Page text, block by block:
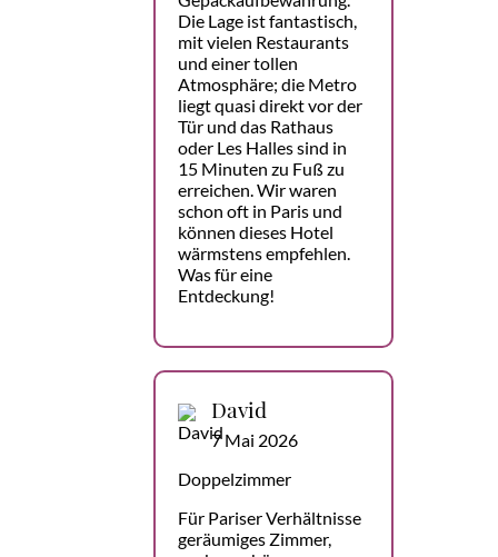
Die Lage ist fantastisch,
mit vielen Restaurants
und einer tollen
Atmosphäre; die Metro
liegt quasi direkt vor der
Tür und das Rathaus
oder Les Halles sind in
15 Minuten zu Fuß zu
erreichen. Wir waren
schon oft in Paris und
können dieses Hotel
wärmstens empfehlen.
Was für eine
Entdeckung!
David
7 Mai 2026
Doppelzimmer
Für Pariser Verhältnisse
geräumiges Zimmer,